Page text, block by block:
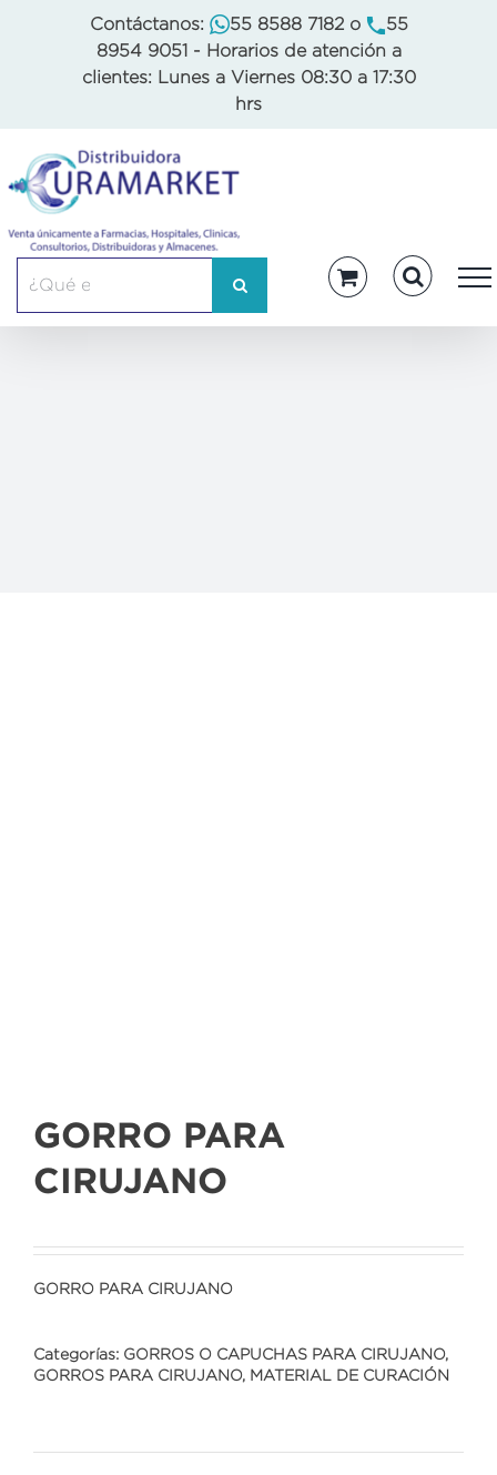
Contáctanos: 55 8588 7182o
55
8954 9051 - Horarios de atención a
clientes: Lunes a Viernes 08:30 a 17:30
hrs
GORRO PARA
CIRUJANO
GORRO PARA CIRUJANO
Categorías: GORROS O CAPUCHAS PARA CIRUJANO,
GORROS PARA CIRUJANO, MATERIAL DE CURACIÓN